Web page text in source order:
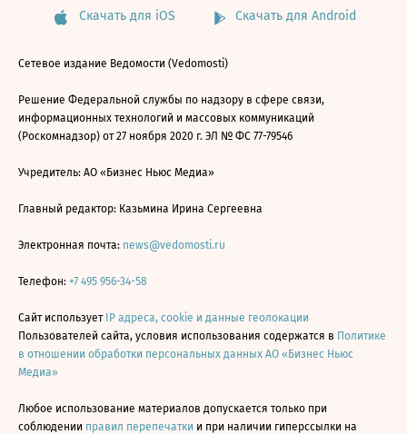
Скачать для iOS Скачать для Android
Сетевое издание Ведомости (Vedomosti)
Решение Федеральной службы по надзору в сфере связи,
информационных технологий и массовых коммуникаций
(Роскомнадзор) от 27 ноября 2020 г. ЭЛ № ФС 77-79546
Учредитель: АО «Бизнес Ньюс Медиа»
Главный редактор: Казьмина Ирина Сергеевна
Электронная почта: news@vedomosti.ru
Телефон: +7 495 956-34-58
Сайт использует IP адреса, cookie и данные геолокации
Пользователей сайта, условия использования содержатся в Политике
в отношении обработки персональных данных АО «Бизнес Ньюс
Медиа»
Любое использование материалов допускается только при
соблюдении правил перепечатки и при наличии гиперссылки на